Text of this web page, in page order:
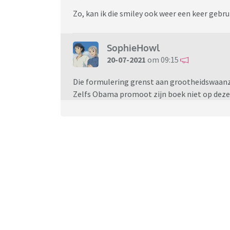
Zo, kan ik die smiley ook weer een keer
SophieHowl
20-07-2021 om 09:15
Die formulering grenst aan
Zelfs Obama promoot zijn boek niet op